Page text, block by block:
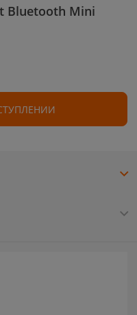
Bluetooth Mini